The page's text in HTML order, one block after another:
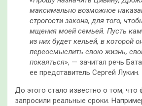
максимально возможное
строгости закона, для того,
мщения моей семьей. Пусть
из них будет кельей, в которой
переосмыслить свою жизнь,
покаяться», — зачитал речь
ее представитель Сергей Лукин.
До этого стало известно о том, что
запросили реальные сроки.